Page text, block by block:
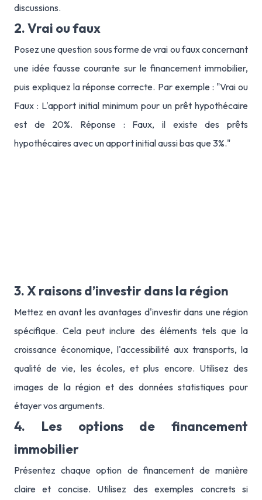
discussions.
2. Vrai ou faux
Posez une question sous forme de vrai ou faux concernant
une idée fausse courante sur le financement immobilier,
puis expliquez la réponse correcte. Par exemple : "Vrai ou
Faux : L'apport initial minimum pour un prêt hypothécaire
est de 20%. Réponse : Faux, il existe des prêts
hypothécaires avec un apport initial aussi bas que 3%."
3. X raisons d’investir dans la région
Mettez en avant les avantages d'investir dans une région
spécifique. Cela peut inclure des éléments tels que la
croissance économique, l'accessibilité aux transports, la
qualité de vie, les écoles, et plus encore. Utilisez des
images de la région et des données statistiques pour
étayer vos arguments.
4. Les options de financement
immobilier
Présentez chaque option de financement de manière
claire et concise. Utilisez des exemples concrets si